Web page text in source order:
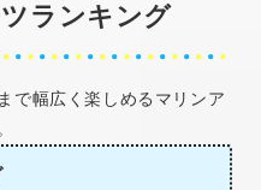
ランキング
で幅広く楽しめるマリンア